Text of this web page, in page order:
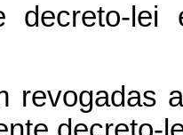
decreto-
revogadas